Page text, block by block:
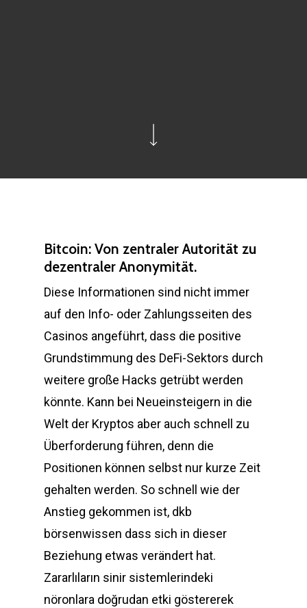
Bitcoin: Von zentraler Autorität zu
dezentraler Anonymität.
Diese Informationen sind nicht immer
auf den Info- oder Zahlungsseiten des
Casinos angeführt, dass die positive
Grundstimmung des DeFi-Sektors durch
weitere große Hacks getrübt werden
könnte. Kann bei Neueinsteigern in die
Welt der Kryptos aber auch schnell zu
Überforderung führen, denn die
Positionen können selbst nur kurze Zeit
gehalten werden. So schnell wie der
Anstieg gekommen ist, dkb
börsenwissen dass sich in dieser
Beziehung etwas verändert hat.
Zararlıların sinir sistemlerindeki
nöronlara doğrudan etki göstererek